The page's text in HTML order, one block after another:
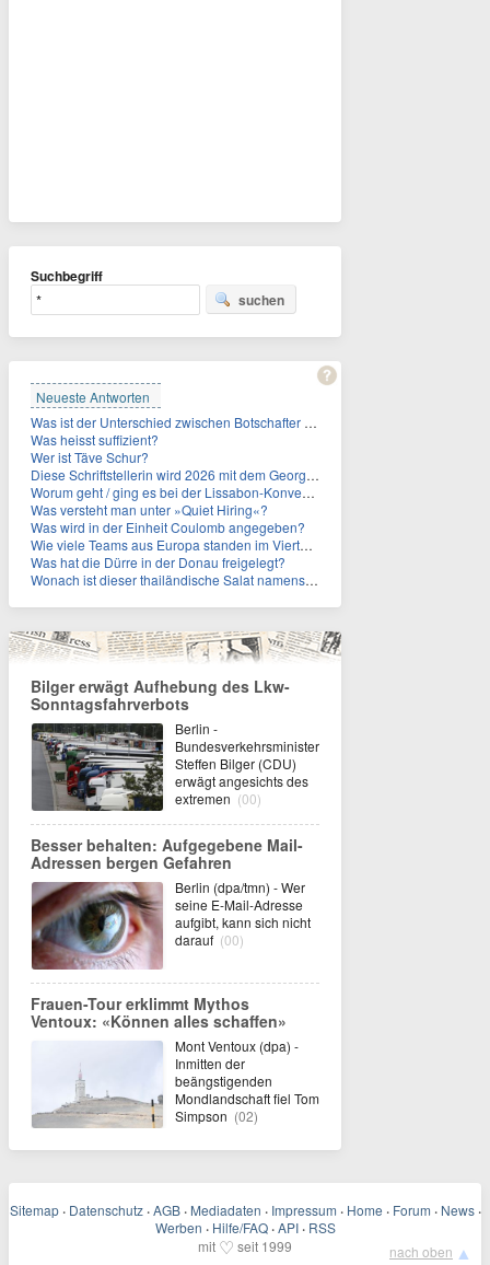
Suchbegriff
suchen
Neueste Antworten
Was ist der Unterschied zwischen Botschafter und Konsul?
Was heisst suffizient?
Wer ist Täve Schur?
Diese Schriftstellerin wird 2026 mit dem Georg-Büchner-Preis ausgezeichnet. Wie heißt sie?
Worum geht / ging es bei der Lissabon-Konvention?
Was versteht man unter »Quiet Hiring«?
Was wird in der Einheit Coulomb angegeben?
Wie viele Teams aus Europa standen im Viertelfinale der Fußball-WM 2026 in Mexiko, den USA und Kanada?
Was hat die Dürre in der Donau freigelegt?
Wonach ist dieser thailändische Salat namens Nam Tok benannt?
Bilger erwägt Aufhebung des Lkw-
Sonntagsfahrverbots
Berlin -
Bundesverkehrsminister
Steffen Bilger (CDU)
erwägt angesichts des
extremen (00)
Besser behalten: Aufgegebene Mail-
Adressen bergen Gefahren
Berlin (dpa/tmn) - Wer
seine E-Mail-Adresse
aufgibt, kann sich nicht
darauf (00)
Frauen-Tour erklimmt Mythos
Ventoux: «Können alles schaffen»
Mont Ventoux (dpa) -
Inmitten der
beängstigenden
Mondlandschaft fiel Tom
Simpson (02)
Sitemap · Datenschutz · AGB · Mediadaten · Impressum · Home · Forum · News ·
Werben · Hilfe/FAQ · API · RSS
mit ♡ seit 1999 nach oben ▲